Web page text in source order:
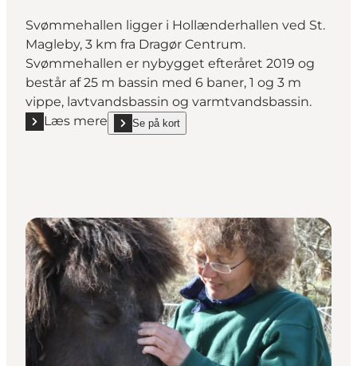
Svømmehallen ligger i Hollænderhallen ved St.
Magleby, 3 km fra Dragør Centrum.
Svømmehallen er nybygget efteråret 2019 og
består af 25 m bassin med 6 baner, 1 og 3 m
vippe, lavtvandsbassin og varmtvandsbassin.
Læs mere
Læs mere "Dragør Svømmehal"
Se på kort
show Dragør Svømmehal on_map